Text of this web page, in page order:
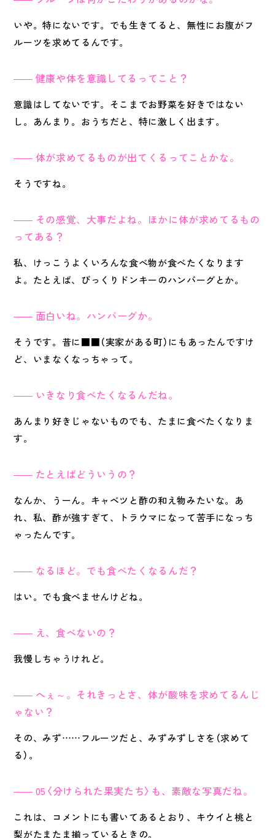
いや。特にないです。でも生きてると、無性にお腹がフ
ルーツを求めてるんです。
健康や体を意識してるってこと？
意識はしてないです。そこまでお野菜を好きではない
し。あんまり。おうちだと、特に激しく出ます。
体が求めてるものが出てくるってことかな。
そうですね。
その感覚、大事だよね。ほかに体が求めてるもの
ってある？
私、けっこうよくいろんな食べ物が食べたくなります
よ。たとえば、びっくりドンキーのハンバーグとか。
面白いね。ハンバーグか。
そうです。昔に■■（実家がある町）にもあったんですけ
ど、いまなくなっちゃって。
いきなり食べたくなるんだね。
あんまり好きじゃないものでも、たまに食べたくなりま
す。
たとえばどういうの？
なんか、うーん。キャベツと酢の和え物みたいな。あ
れ、私、酢が強すぎて、トラウマになって苦手になっち
ゃったんです。
なるほど。でも食べたくなるんだ？
はい。でも食べませんけどね。
え、食べないの？
我慢しちゃうけれど。
へぇ～。それきっとさ、体が酸味を求めてるんじ
ゃない？
その、みず……フルーツだと、みずみずしさを（求めて
る）。
05〈分けられた果実たち〉も、素敵な写真だね。
これは、コメントにも書いてあるとおり、キウイと桃と
梨がたまたま揃っているときの。